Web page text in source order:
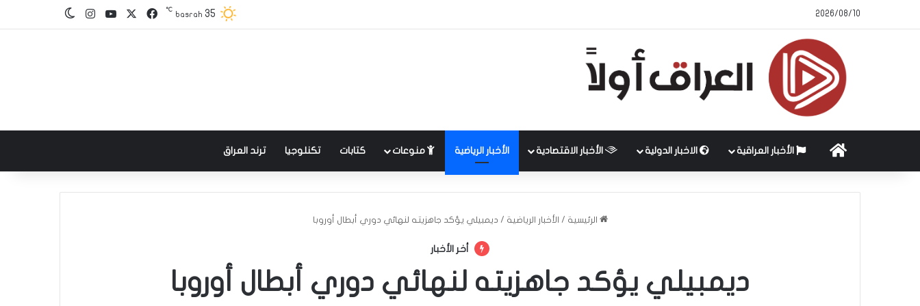
2026/08/10
basrah 35
℃ فيسبوك‫YouTube
انستقرامالوضع المظلم
الرئيسية الأخبار العراقية الاخبار الدولية الأخبار الاقتصادية الأخبار الرياضية منوعات كتابات تكنلوجيا ترند العراق
الرئيسية / الأخبار الرياضية / ديمبيلي يؤكد جاهزيته لنهائي دوري أبطال أوروبا
أخر الأخبار
ديمبيلي يؤكد جاهزيته لنهائي دوري أبطال أوروبا